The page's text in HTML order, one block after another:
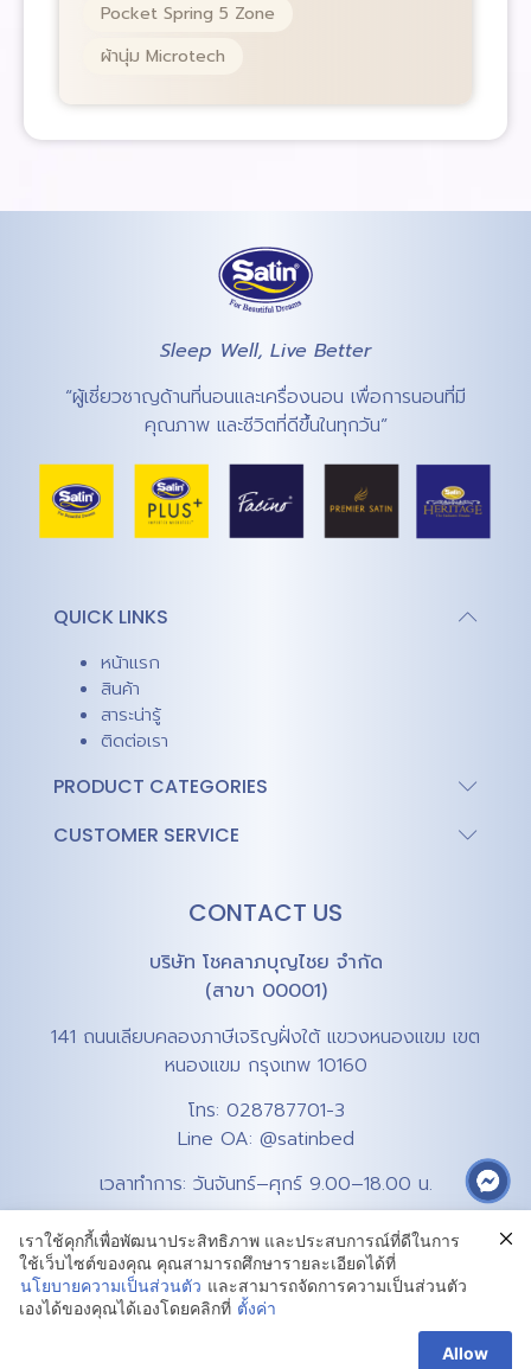
Pocket Spring 5 Zone
ผ้านุ่ม Microtech
Sleep Well, Live Better
“ผู้เชี่ยวชาญด้านที่นอนและเครื่องนอน เพื่อการนอนที่มี
คุณภาพ และชีวิตที่ดีขึ้นในทุกวัน”
QUICK LINKS
หน้าแรก
สินค้า
สาระน่ารู้
ติดต่อเรา
PRODUCT CATEGORIES
CUSTOMER SERVICE
CONTACT US
บริษัท โชคลาภบุญไชย จำกัด
(สาขา 00001)
141 ถนนเลียบคลองภาษีเจริญฝั่งใต้ แขวงหนองแขม เขต
หนองแขม กรุงเทพ 10160
โทร: 028787701-3
Line OA: @satinbed
เวลาทำการ: วันจันทร์–ศุกร์ 9.00–18.00 น.
Privacy PolicyTerms & Conditions
เราใช้คุกกี้เพื่อพัฒนาประสิทธิภาพ และประสบการณ์ที่ดีในการ
ใช้เว็บไซต์ของคุณ คุณสามารถศึกษารายละเอียดได้ที่
นโยบายความเป็นส่วนตัว และสามารถจัดการความเป็นส่วนตัว
เองได้ของคุณได้เองโดยคลิกที่ ตั้งค่า
Allow